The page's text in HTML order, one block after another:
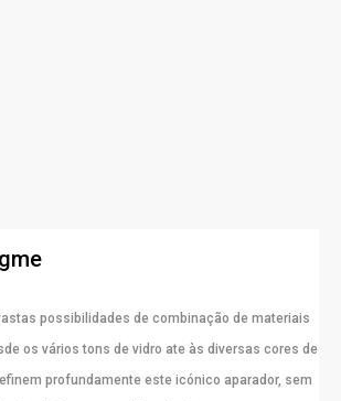
possibilidades de combinação de materiais
os vários tons de vidro ate às diversas cores de
profundamente este icónico aparador, sem